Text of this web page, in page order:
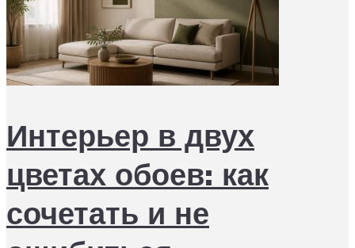
Интерьер в двух
цветах обоев: как
сочетать и не